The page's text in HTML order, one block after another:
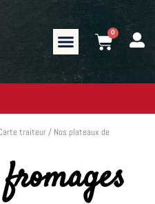
0
traiteur/ Nos plateaux de